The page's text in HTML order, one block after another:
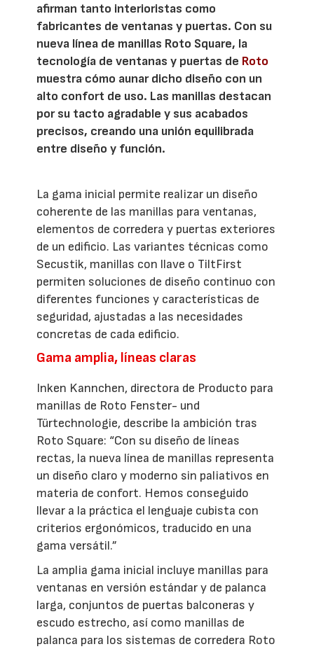
afirman tanto interioristas como
fabricantes de ventanas y puertas. Con su
nueva línea de manillas Roto Square, la
tecnología de ventanas y puertas de Roto
muestra cómo aunar dicho diseño con un
alto confort de uso. Las manillas destacan
por su tacto agradable y sus acabados
precisos, creando una unión equilibrada
entre diseño y función.
La gama inicial permite realizar un diseño
coherente de las manillas para ventanas,
elementos de corredera y puertas exteriores
de un edificio. Las variantes técnicas como
Secustik, manillas con llave o TiltFirst
permiten soluciones de diseño continuo con
diferentes funciones y características de
seguridad, ajustadas a las necesidades
concretas de cada edificio.
Gama amplia, líneas claras
Inken Kannchen, directora de Producto para
manillas de Roto Fenster- und
Türtechnologie, describe la ambición tras
Roto Square: “Con su diseño de líneas
rectas, la nueva línea de manillas representa
un diseño claro y moderno sin paliativos en
materia de confort. Hemos conseguido
llevar a la práctica el lenguaje cubista con
criterios ergonómicos, traducido en una
gama versátil.”
La amplia gama inicial incluye manillas para
ventanas en versión estándar y de palanca
larga, conjuntos de puertas balconeras y
escudo estrecho, así como manillas de
palanca para los sistemas de corredera Roto